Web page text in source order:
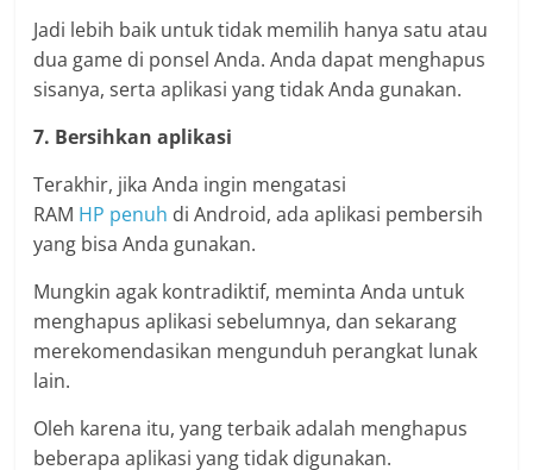
Jadi lebih baik untuk tidak memilih hanya satu atau
dua game di ponsel Anda. Anda dapat menghapus
sisanya, serta aplikasi yang tidak Anda gunakan.
7. Bersihkan aplikasi
Terakhir, jika Anda ingin mengatasi
RAM HP penuh di Android, ada aplikasi pembersih
yang bisa Anda gunakan.
Mungkin agak kontradiktif, meminta Anda untuk
menghapus aplikasi sebelumnya, dan sekarang
merekomendasikan mengunduh perangkat lunak
lain.
Oleh karena itu, yang terbaik adalah menghapus
beberapa aplikasi yang tidak digunakan.